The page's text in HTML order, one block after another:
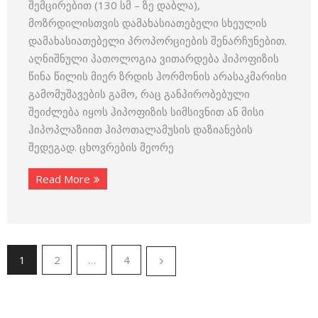
შემცირებით (130 სმ – ზე დაბლა),
მოზრდილისთვის დამახასიათებელი სხეულის
დამახასიათებელი პროპორციების შენარჩუნებით.
აღნიშნული პათოლოგია ვითარდება ჰიპოფიზის
წინა წილის მიერ ზრდის ჰორმონის არასაკმარისი
გამომუშავების გამო, რაც განპირობებული
შეიძლება იყოს ჰიპოფიზის სიმსივნით ან მისი
ჰიპოპლაზიით ჰიპოთალამუსის დაზიანების
შედეგად. ცხოვრების მეორე
Read More
1 2 … 4